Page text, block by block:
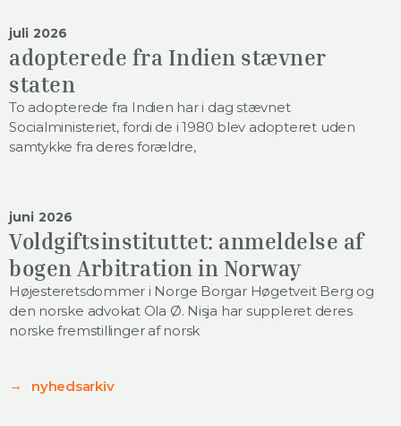
juli 2026
adopterede fra Indien stævner
staten
To adopterede fra Indien har i dag stævnet
Socialministeriet, fordi de i 1980 blev adopteret uden
samtykke fra deres forældre,
juni 2026
Voldgiftsinstituttet: anmeldelse af
bogen Arbitration in Norway
Højesteretsdommer i Norge Borgar Høgetveit Berg og
den norske advokat Ola Ø. Nisja har suppleret deres
norske fremstillinger af norsk
nyhedsarkiv